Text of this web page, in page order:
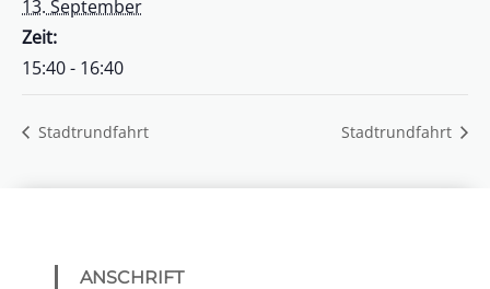
13. September
Zeit:
15:40 - 16:40
Stadtrundfahrt Stadtrundfahrt
ANSCHRIFT